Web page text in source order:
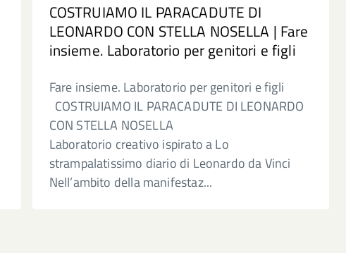
COSTRUIAMO IL PARACADUTE DI
LEONARDO CON STELLA NOSELLA | Fare
insieme. Laboratorio per genitori e figli
Fare insieme. Laboratorio per genitori e figli
COSTRUIAMO IL PARACADUTE DI LEONARDO
CON STELLA NOSELLA
Laboratorio creativo ispirato a Lo
strampalatissimo diario di Leonardo da Vinci
Nell’ambito della manifestaz...